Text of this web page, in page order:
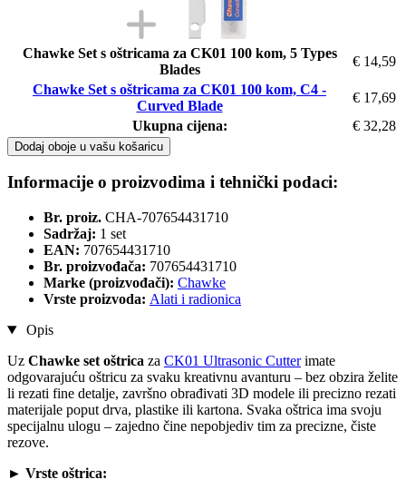
Chawke Set s oštricama za CK01 100 kom, 5 Types
Blades
€ 14,59
Chawke Set s oštricama za CK01 100 kom, C4 -
Curved Blade
€ 17,69
Ukupna cijena:
€ 32,28
Dodaj oboje u vašu košaricu
Informacije o proizvodima i tehnički podaci:
Br. proiz. CHA-707654431710
Sadržaj: 1 set
EAN: 707654431710
Br. proizvođača: 707654431710
Marke (proizvođači): Chawke
Vrste proizvoda: Alati i radionica
Opis
Uz Chawke set oštrica za CK01 Ultrasonic Cutter imate
odgovarajuću oštricu za svaku kreativnu avanturu – bez obzira želite
li rezati fine detalje, završno obrađivati 3D modele ili precizno rezati
materijale poput drva, plastike ili kartona. Svaka oštrica ima svoju
specijalnu ulogu – zajedno čine nepobjediv tim za precizne, čiste
rezove.
► Vrste oštrica: